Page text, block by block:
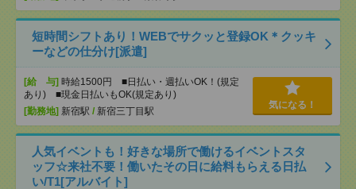
短時間シフトあり！WEBでサクッと登録OK＊クッキ
ーなどの仕分け[派遣]
[給 与] 時給1500円 ■日払い・週払いOK！(規定
あり) ■現金日払いもOK(規定あり)
[勤務地] 新宿駅 / 新宿三丁目駅
気になる！
人気イベントも！好きな場所で働けるイベントスタ
ッフ☆来社不要！働いたその日に給料もらえる日払
い/T1[アルバイト]